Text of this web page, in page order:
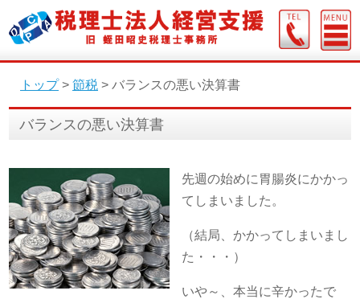
トップ> 節税 > バランスの悪い決算書
バランスの悪い決算書
先週の始めに胃腸炎にかかっ
てしまいました。
（結局、かかってしまいまし
た・・・）
いや～、本当に辛かったで